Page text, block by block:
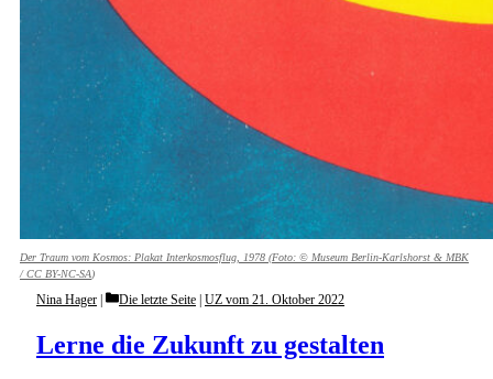
Der Traum vom Kosmos: Plakat Interkosmosflug, 1978 (Foto: © Museum Berlin-Karlshorst & MBK
/CC BY-NC-SA)
Lerne die Zukunft zu gestalten
Nina Hager Categories
Die letzte Seite UZ vom 21. Oktober 2022